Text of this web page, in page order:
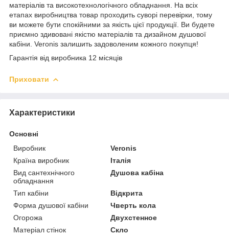
матеріалів та високотехнологічного обладнання. На всіх
етапах виробництва товар проходить суворі перевірки, тому
ви можете бути спокійними за якість цієї продукції. Ви будете
приємно здивовані якістю матеріалів та дизайном душової
кабіни. Veronis залишить задоволеним кожного покупця!
Гарантія від виробника 12 місяців
Приховати
Характеристики
Основні
Виробник
Veronis
Країна виробник
Італія
Вид сантехнічного
обладнання
Душова кабіна
Тип кабіни
Відкрита
Форма душової кабіни
Чверть кола
Огорожа
Двухстенное
Матеріал стінок
Скло